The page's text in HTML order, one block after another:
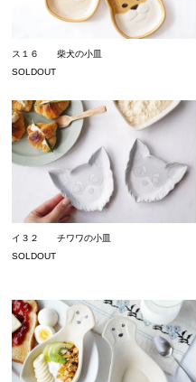
ス１６ 柴犬の小皿
SOLDOUT
イ３２ チワワの小皿
SOLDOUT